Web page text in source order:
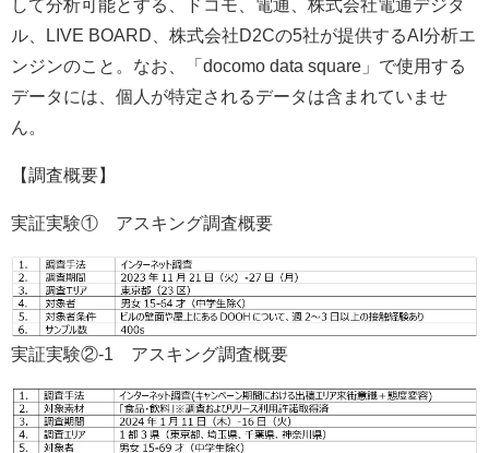
して分析可能とする、ドコモ、電通、株式会社電通デジタ
ル、LIVE BOARD、株式会社D2Cの5社が提供するAI分析エ
ンジンのこと。なお、「docomo data square」で使用する
データには、個人が特定されるデータは含まれていませ
ん。
【調査概要】
実証実験① アスキング調査概要
実証実験②-1 アスキング調査概要